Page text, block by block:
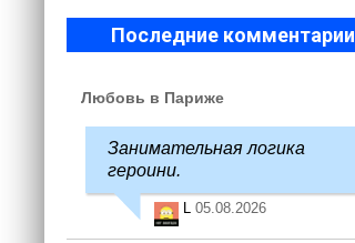
Последние комментарии
Любовь в Париже
Занимательная логика
героини.
L 05.08.2026